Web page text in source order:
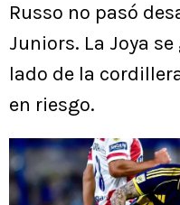
Russo no pasó
Juniors. La Joya
lado de la
en riesgo.